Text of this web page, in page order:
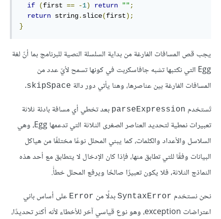
if
(first == -1) return "";
return string. slice(first);
}
يجب قص المسافات الفارغة من بداية السلسلة النصية للبرنامج بما أنّ لغة
Egg التي نكتبها تشبه جافاسكربت في كونها تسمح لأيّ عدد من
المسافات الفارغة بين عناصرها، وهنا يأتي دور دالة skipSpace
.
تَستخدم parseExpression بعد تخطي أي مسافة بادئة ثلاثة
تعبيرات نمطية لتحديد العناصر الصغرى الثلاثة التي تدعمها Egg، وهي
السلاسل والأعداد والكلمات، كما يبني المحلل نوعًا مختلفًا من هياكل
البيانات وفقًا للتي تطابق منها، فإذا كان الإدخال لا يتطابق مع أحد هذه
النماذج الثلاثة، فلا يكون تعبيرًا صالحًا ويرفع المحلل خطأً.
نحن نستخدم SyntaxError بدلًا من Error على أساس باني
اعتراضات exception، وهو نوع قياسي آخر للأخطاء لأنه أكثر تحديدًا،